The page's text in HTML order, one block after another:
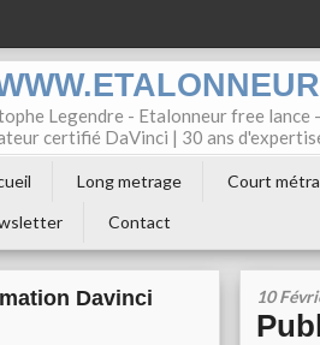
Legendre - Etalonneur free lance
certifié DaVinci | 30 ans
Long metrage Court
Contact
Davinci 10